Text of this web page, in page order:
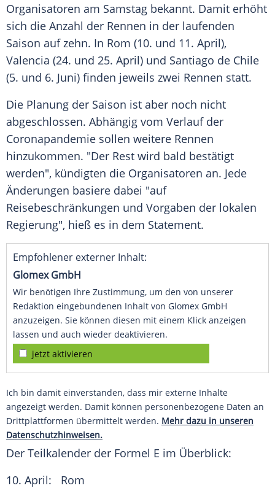
Organisatoren am Samstag bekannt. Damit erhöht
sich die Anzahl der Rennen in der laufenden
Saison auf zehn. In Rom (10. und 11. April),
Valencia (24. und 25. April) und Santiago de Chile
(5. und 6. Juni) finden jeweils zwei Rennen statt.
Die Planung der Saison ist aber noch nicht
abgeschlossen. Abhängig vom Verlauf der
Coronapandemie sollen weitere Rennen
hinzukommen. "Der Rest wird bald bestätigt
werden", kündigten die Organisatoren an. Jede
Änderungen basiere dabei "auf
Reisebeschränkungen und Vorgaben der lokalen
Regierung", hieß es in dem Statement.
Empfohlener externer Inhalt:
Glomex GmbH
Wir benötigen Ihre Zustimmung, um den von unserer
Redaktion eingebundenen Inhalt von Glomex GmbH
anzuzeigen. Sie können diesen mit einem Klick anzeigen
lassen und auch wieder deaktivieren.
jetzt aktivieren
Ich bin damit einverstanden, dass mir externe Inhalte
angezeigt werden. Damit können personenbezogene Daten an
Drittplattformen übermittelt werden. Mehr dazu in unseren
Datenschutzhinweisen.
Der Teilkalender der Formel E im Überblick:
10. April: Rom